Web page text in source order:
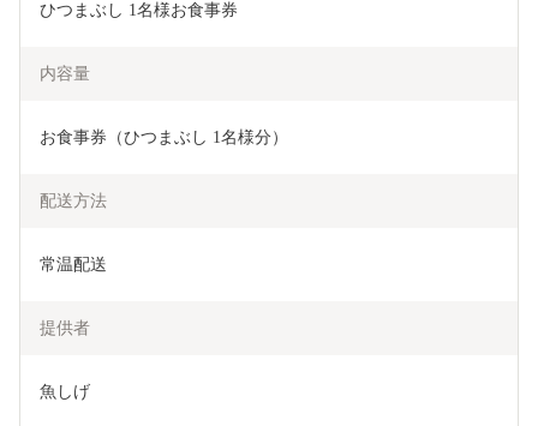
ひつまぶし 1名様お食事券
内容量
お食事券（ひつまぶし 1名様分）
配送方法
常温配送
提供者
魚しげ